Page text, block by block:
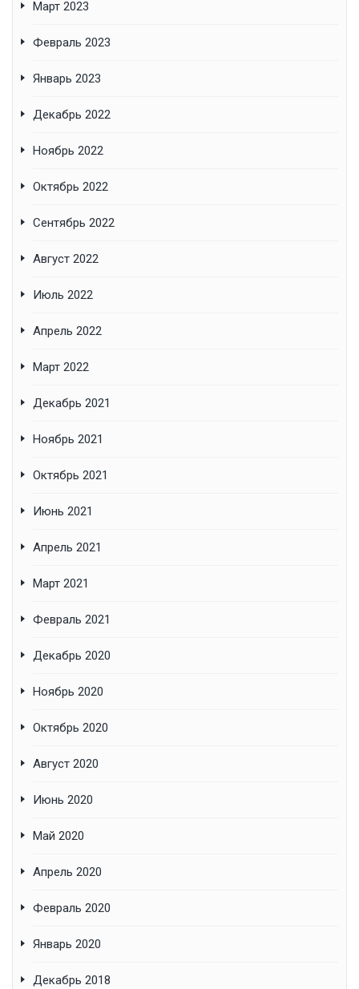
Март 2023
Февраль 2023
Январь 2023
Декабрь 2022
Ноябрь 2022
Октябрь 2022
Сентябрь 2022
Август 2022
Июль 2022
Апрель 2022
Март 2022
Декабрь 2021
Ноябрь 2021
Октябрь 2021
Июнь 2021
Апрель 2021
Март 2021
Февраль 2021
Декабрь 2020
Ноябрь 2020
Октябрь 2020
Август 2020
Июнь 2020
Май 2020
Апрель 2020
Февраль 2020
Январь 2020
Декабрь 2018